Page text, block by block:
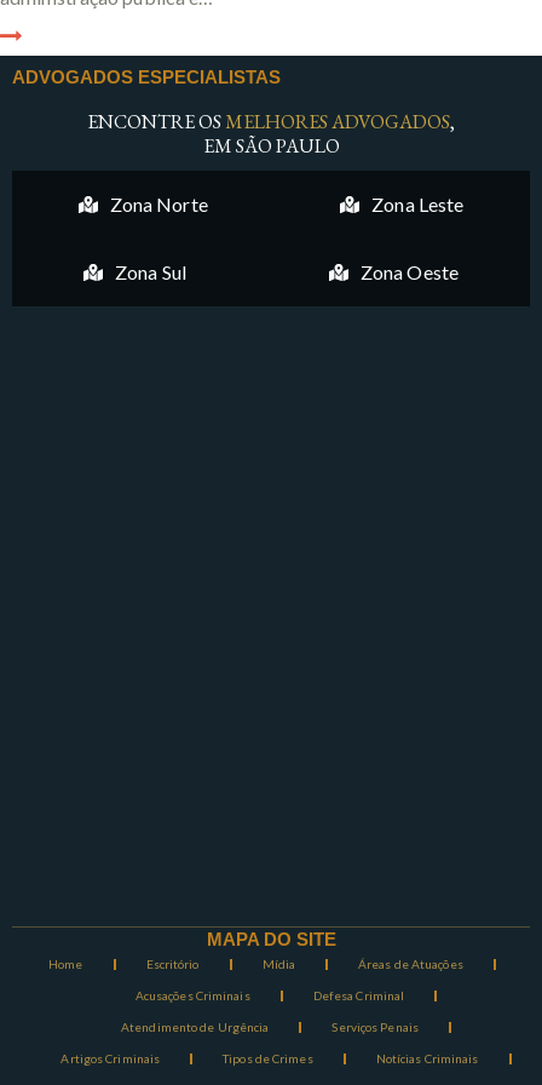
ADVOGADOS ESPECIALISTAS
ENCONTRE OSMELHORES ADVOGADOS,
EM SÃO PAULO
Zona Norte Zona Leste
Zona Sul Zona Oeste
MAPA DO SITE
Home Escritório Mídia Áreas de Atuações
Acusações Criminais Defesa Criminal
Atendimento de Urgência Serviços Penais
Artigos Criminais Tipos de Crimes Notícias Criminais